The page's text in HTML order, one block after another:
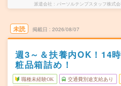
派遣会社 パーソルテンプスタッフ株式
未読 掲載日 2026/08/07
週3～＆扶養内OK！14
粧品箱詰め！
職種未経験OK 交通費別途支給あり